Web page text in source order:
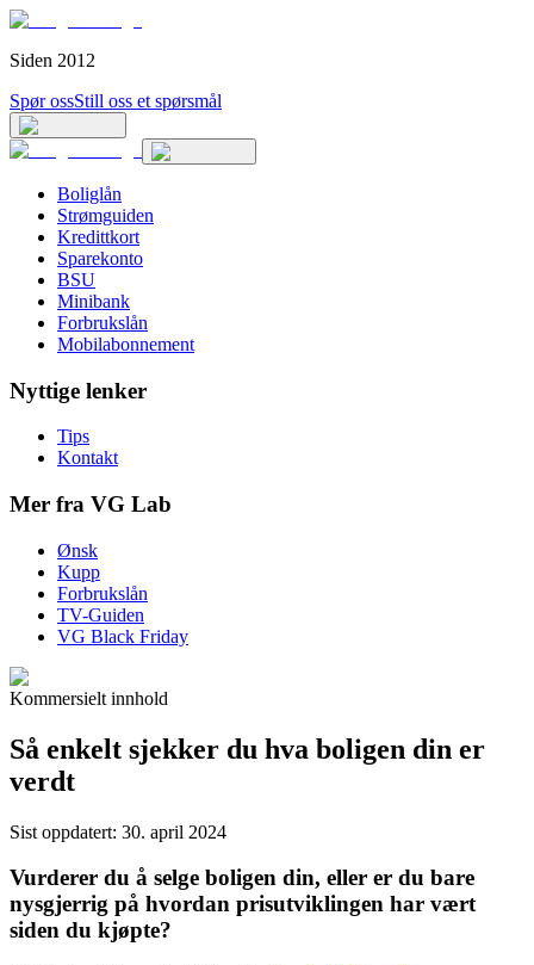
Siden 2012
Spør ossStill oss et spørsmål
Boliglån
Strømguiden
Kredittkort
Sparekonto
BSU
Minibank
Forbrukslån
Mobilabonnement
Nyttige lenker
Tips
Kontakt
Mer fra VG Lab
Ønsk
Kupp
Forbrukslån
TV-Guiden
VG Black Friday
Kommersielt innhold
Så enkelt sjekker du hva boligen din er
verdt
Sist oppdatert: 30. april 2024
Vurderer du å selge boligen din, eller er du bare
nysgjerrig på hvordan prisutviklingen har vært
siden du kjøpte?